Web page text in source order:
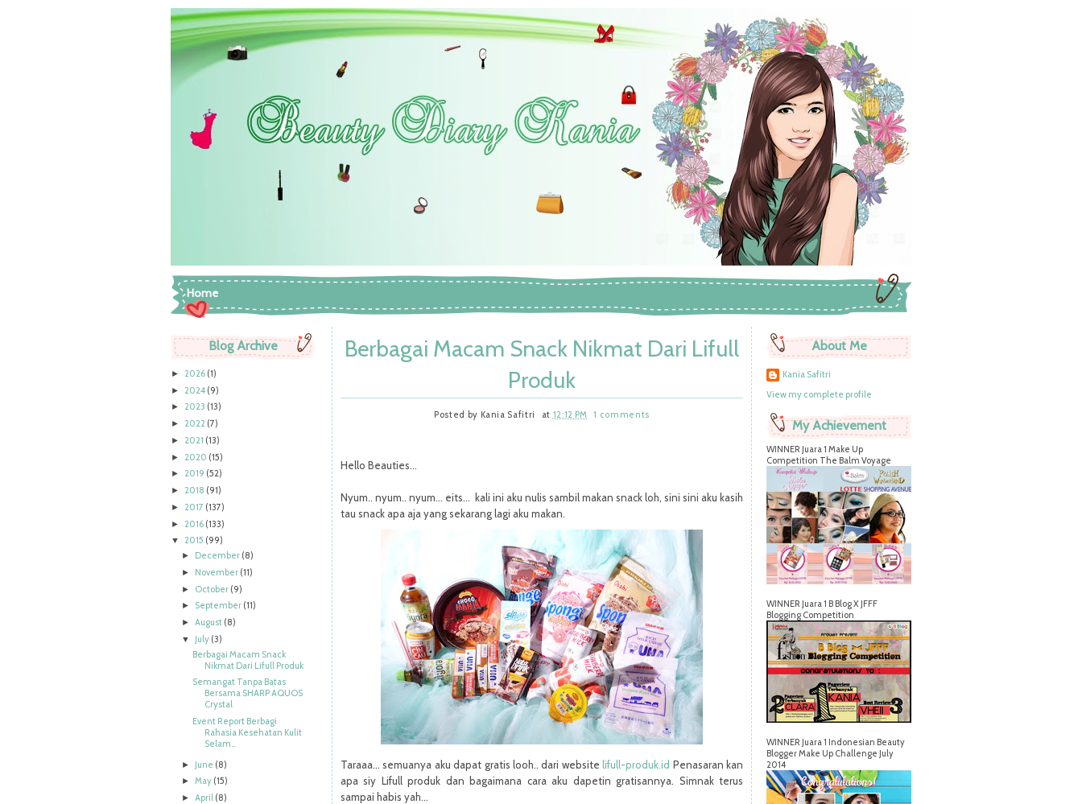
Home
Blog Archive
► 2026 (1)
► 2024 (9)
► 2023 (13)
► 2022 (7)
► 2021 (13)
► 2020 (15)
► 2019 (52)
► 2018 (91)
► 2017 (137)
► 2016 (133)
▼ 2015 (99)
► December (8)
► November (11)
► October (9)
► September (11)
► August (8)
▼ July (3)
Berbagai Macam Snack
Nikmat Dari Lifull Produk
Semangat Tanpa Batas
Bersama SHARP AQUOS
Crystal
Event Report Berbagi
Rahasia Kesehatan Kulit
Selam...
► June (8)
►May (15)
► April (8)
Berbagai Macam Snack Nikmat Dari Lifull
Produk
Posted by Kania Safitri at 12:12 PM 1 comments
Hello Beauties...
Nyum.. nyum.. nyum... eits... kali ini aku nulis sambil makan snack loh, sini sini aku kasih
tau snack apa aja yang sekarang lagi aku makan.
Taraaa... semuanya aku dapat gratis looh.. dari website lifull-produk.id Penasaran kan
apa siy Lifull produk dan bagaimana cara aku dapetin gratisannya. Simnak terus
sampai habis yah...
About Me
Kania Safitri
View my complete profile
My Achievement
WINNER Juara 1 Make Up
Competition The Balm Voyage
WINNER Juara 1 B Blog X JFFF
Blogging Competition
WINNER Juara 1 Indonesian Beauty
Blogger Make Up Challenge July
2014